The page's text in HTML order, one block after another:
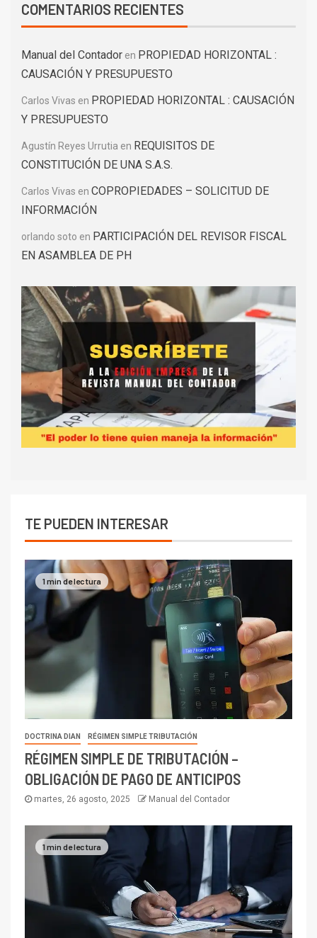
COMENTARIOS RECIENTES
Manual del Contador en PROPIEDAD HORIZONTAL :
CAUSACIÓN Y PRESUPUESTO
Carlos Vivas en PROPIEDAD HORIZONTAL : CAUSACIÓN
Y PRESUPUESTO
Agustín Reyes Urrutia en REQUISITOS DE
CONSTITUCIÓN DE UNA S.A.S.
Carlos Vivas en COPROPIEDADES – SOLICITUD DE
INFORMACIÓN
orlando soto en PARTICIPACIÓN DEL REVISOR FISCAL
EN ASAMBLEA DE PH
TE PUEDEN INTERESAR
1 min de lectura
DOCTRINA DIAN RÉGIMEN SIMPLE TRIBUTACIÓN
RÉGIMEN SIMPLE DE TRIBUTACIÓN –
OBLIGACIÓN DE PAGO DE ANTICIPOS
martes, 26 agosto, 2025 Manual del Contador
1 min de lectura